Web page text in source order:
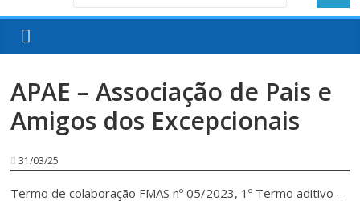
APAE – Associação de Pais e
Amigos dos Excepcionais
31/03/25
Termo de colaboração FMAS nº 05/2023, 1º Termo aditivo –